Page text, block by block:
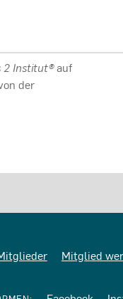
2 Institut®auf
der
Mitglied